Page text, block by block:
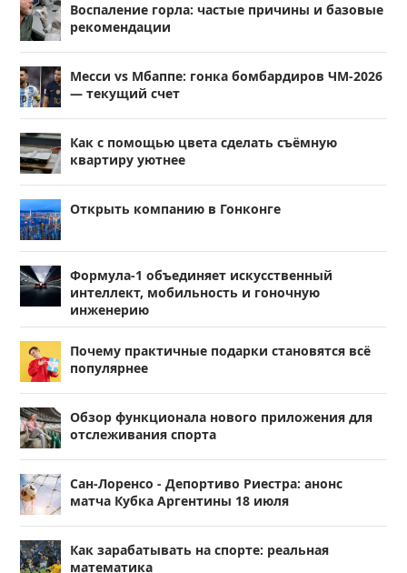
Воспаление горла: частые причины и базовые
рекомендации
Месси vs Мбаппе: гонка бомбардиров ЧМ-2026
— текущий счет
Как с помощью цвета сделать съёмную
квартиру уютнее
Открыть компанию в Гонконге
Формула-1 объединяет искусственный
интеллект, мобильность и гоночную
инженерию
Почему практичные подарки становятся всё
популярнее
Обзор функционала нового приложения для
отслеживания спорта
Сан-Лоренсо - Депортиво Риестра: анонс
матча Кубка Аргентины 18 июля
Как зарабатывать на спорте: реальная
математика